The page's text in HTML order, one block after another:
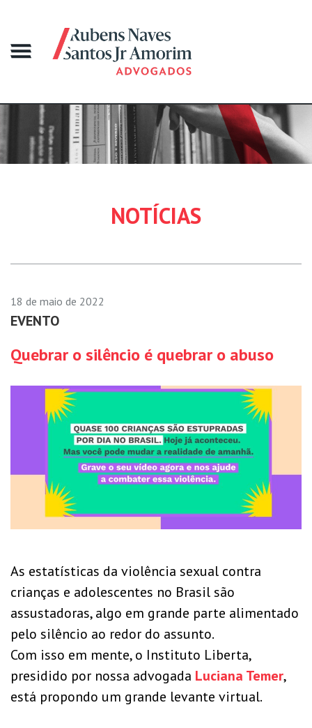
NOTÍCIAS
18 de maio de 2022
EVENTO
Quebrar o silêncio é quebrar o abuso
As estatísticas da violência sexual contra
crianças e adolescentes no Brasil são
assustadoras, algo em grande parte alimentado
pelo silêncio ao redor do assunto.
Com isso em mente, o Instituto Liberta,
presidido por nossa advogada Luciana Temer,
está propondo um grande levante virtual.